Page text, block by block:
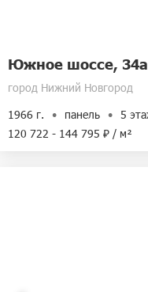
Южное шоссе, 34а
город Нижний Новгород
1966 г.
панель
5
120 722 - 144 795 ₽ / м²